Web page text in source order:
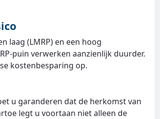
laag (LMRP) en een hoog
puin verwerken aanzienlijk duurder.
kostenbesparing op.
u garanderen dat de herkomst van
legt u voortaan niet alleen de